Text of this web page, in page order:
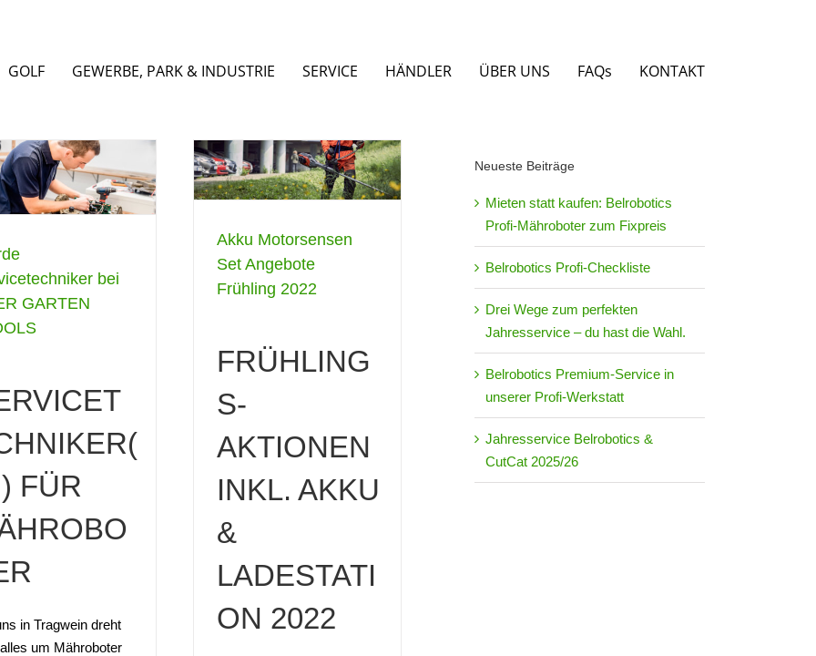
GOLF GEWERBE, PARK & INDUSTRIE SERVICE HÄNDLER ÜBER UNS FAQs KONTAKT
bei
GARTEN
FÜR
in Tragwein dreht
um Mähroboter
Akku Motorsensen Set
Angebote Frühling 2022
Allgemein
Akku Motorsensen
Set Angebote
Frühling 2022
FRÜHLING
S-
AKTIONEN
INKL. AKKU
&
LADESTATI
ON 2022
Neueste Beiträge
Mieten statt kaufen: Belrobotics
Profi-Mähroboter zum Fixpreis
Belrobotics Profi-Checkliste
Drei Wege zum perfekten
Jahresservice – du hast die Wahl.
Belrobotics Premium-Service in
unserer Profi-Werkstatt
Jahresservice Belrobotics &
CutCat 2025/26